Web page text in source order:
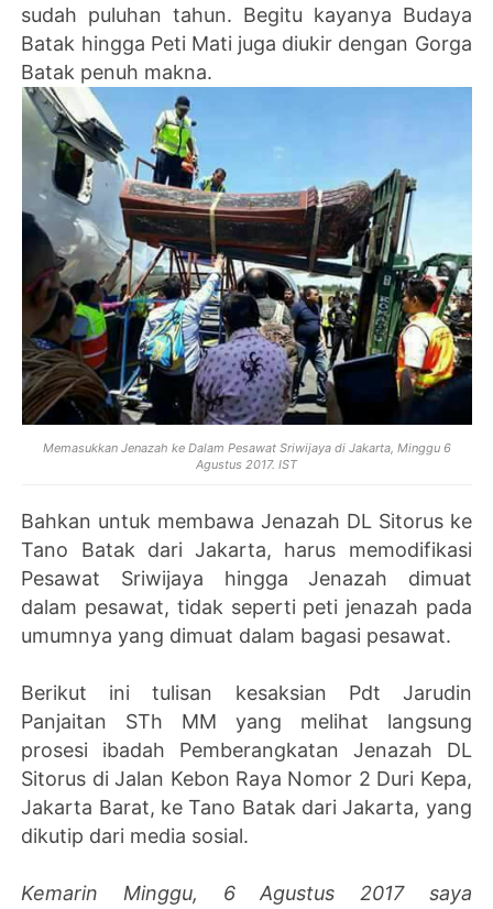
sudah puluhan tahun. Begitu kayanya Budaya
Batak hingga Peti Mati juga diukir dengan Gorga
Batak penuh makna.
Memasukkan Jenazah ke Dalam Pesawat Sriwijaya di Jakarta, Minggu 6
Agustus 2017. IST
Bahkan untuk membawa Jenazah DL Sitorus ke
Tano Batak dari Jakarta, harus memodifikasi
Pesawat Sriwijaya hingga Jenazah dimuat
dalam pesawat, tidak seperti peti jenazah pada
umumnya yang dimuat dalam bagasi pesawat.
Berikut ini tulisan kesaksian Pdt Jarudin
Panjaitan STh MM yang melihat langsung
prosesi ibadah Pemberangkatan Jenazah DL
Sitorus di Jalan Kebon Raya Nomor 2 Duri Kepa,
Jakarta Barat, ke Tano Batak dari Jakarta, yang
dikutip dari media sosial.
Kemarin Minggu, 6 Agustus 2017 saya